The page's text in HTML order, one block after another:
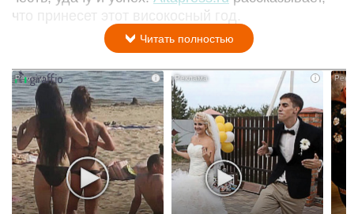
что принесет этот високосный год.
Читать полностью
i i